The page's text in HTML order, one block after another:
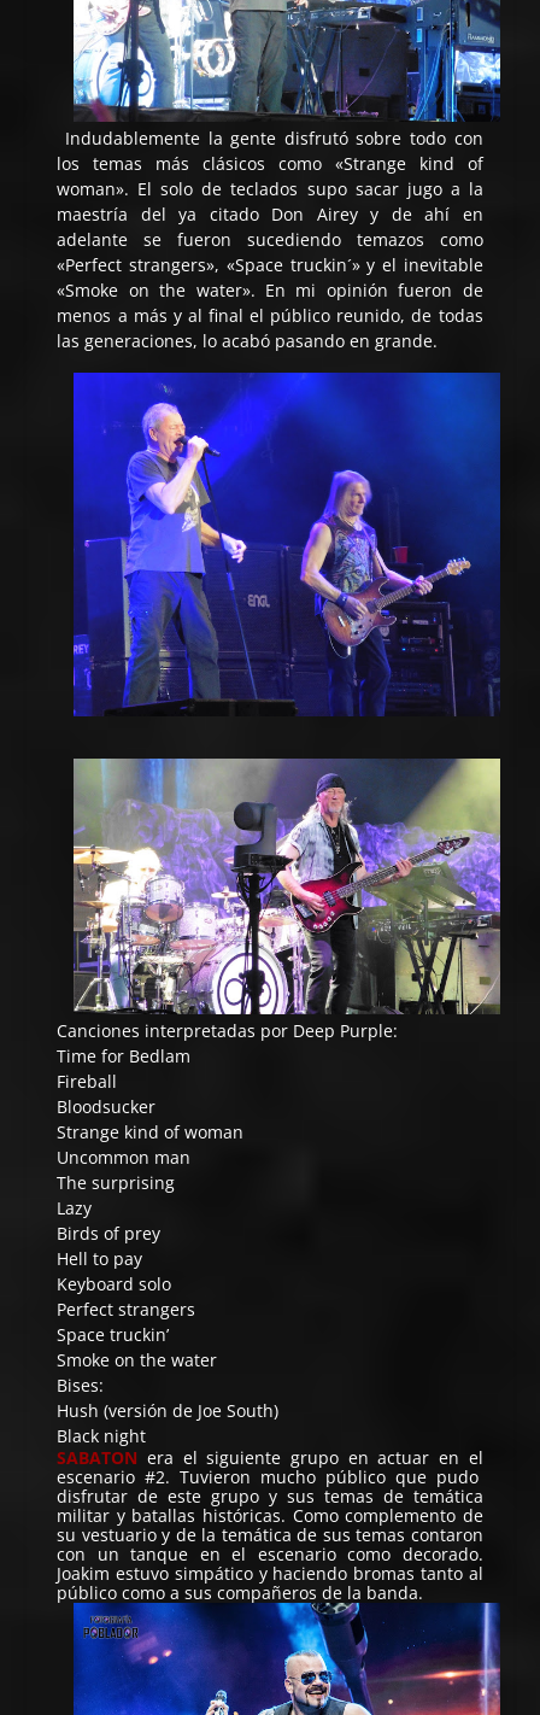
Indudablemente la gente disfrutó sobre todo con
los temas más clásicos como «Strange kind of
woman». El solo de teclados supo sacar jugo a la
maestría del ya citado Don Airey y de ahí en
adelante se fueron sucediendo temazos como
«Perfect strangers», «Space truckin´» y el inevitable
«Smoke on the water». En mi opinión fueron de
menos a más y al final el público reunido, de todas
las generaciones, lo acabó pasando en grande.
Canciones interpretadas por Deep Purple:
Time for Bedlam
Fireball
Bloodsucker
Strange kind of woman
Uncommon man
The surprising
Lazy
Birds of prey
Hell to pay
Keyboard solo
Perfect strangers
Space truckin’
Smoke on the water
Bises:
Hush (versión de Joe South)
Black night
SABATON era el siguiente grupo en actuar en el
escenario #2. Tuvieron mucho público que pudo
disfrutar de este grupo y sus temas de temática
militar y batallas históricas. Como complemento de
su vestuario y de la temática de sus temas contaron
con un tanque en el escenario como decorado.
Joakim estuvo simpático y haciendo bromas tanto al
público como a sus compañeros de la banda.